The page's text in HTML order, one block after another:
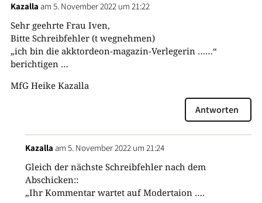
Kazalla am 5. November 2022 um 21:22
Sehr geehrte Frau Iven,
Bitte Schreibfehler (t wegnehmen)
„ich bin die akktordeon-magazin-Verlegerin ……“
berichtigen …
MfG Heike Kazalla
Antworten
Kazalla am 5. November 2022 um 21:24
Gleich der nächste Schreibfehler nach dem
Abschicken::
„Ihr Kommentar wartet auf Modertaion ….